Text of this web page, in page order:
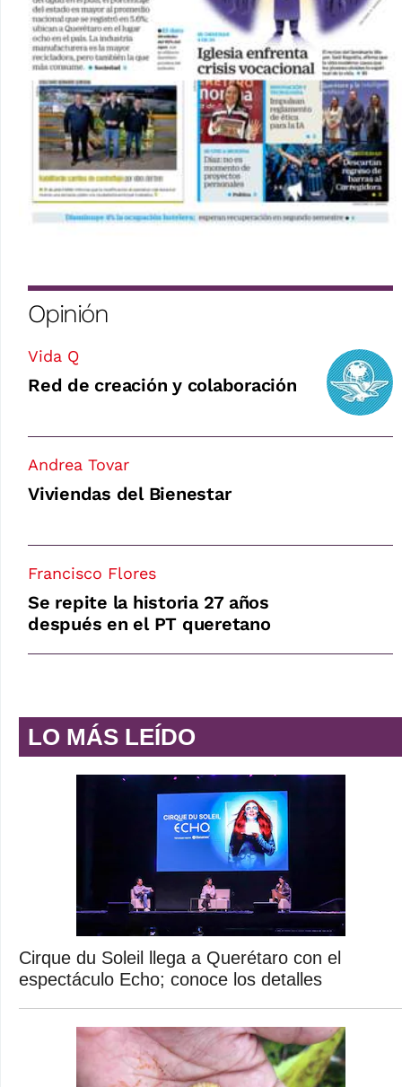
Opinión
Vida Q
Red de creación y colaboración
Andrea Tovar
Viviendas del Bienestar
Francisco Flores
Se repite la historia 27 años
después en el PT queretano
LO MÁS LEÍDO
Cirque du Soleil llega a Querétaro con el
espectáculo Echo; conoce los detalles